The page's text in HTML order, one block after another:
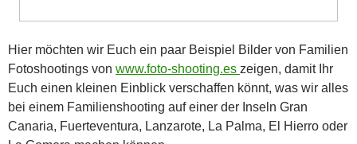
Hier möchten wir Euch ein paar Beispiel Bilder von Familien
Fotoshootings von www.foto-shooting.es zeigen, damit Ihr
Euch einen kleinen Einblick verschaffen könnt, was wir alles
bei einem Familienshooting auf einer der Inseln Gran
Canaria, Fuerteventura, Lanzarote, La Palma, El Hierro oder